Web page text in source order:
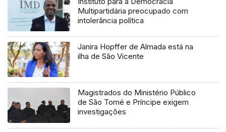
Multipartidária preocupado com
intolerância política
Janira Hopffer de Almada está na
ilha de São Vicente
Magistrados do Ministério Público
de São Tomé e Príncipe exigem
investigações